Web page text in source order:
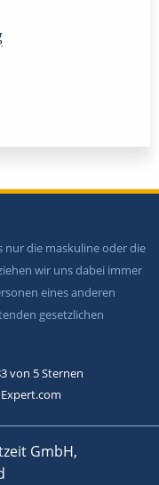
nur die maskuline oder die
wir uns dabei immer
eines anderen
gesetzlichen
von 5Sternen
GmbH,